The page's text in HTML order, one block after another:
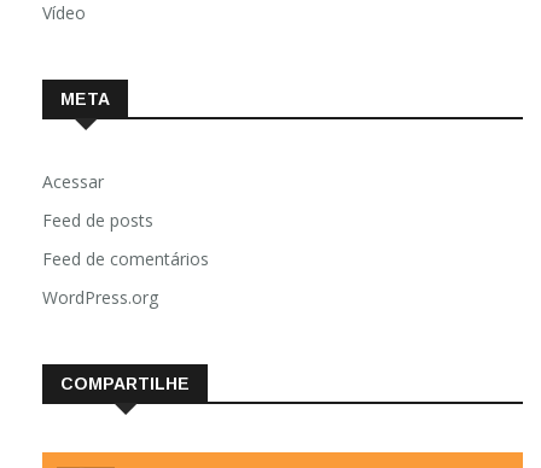
Vídeo
META
Acessar
Feed de posts
Feed de comentários
WordPress.org
COMPARTILHE